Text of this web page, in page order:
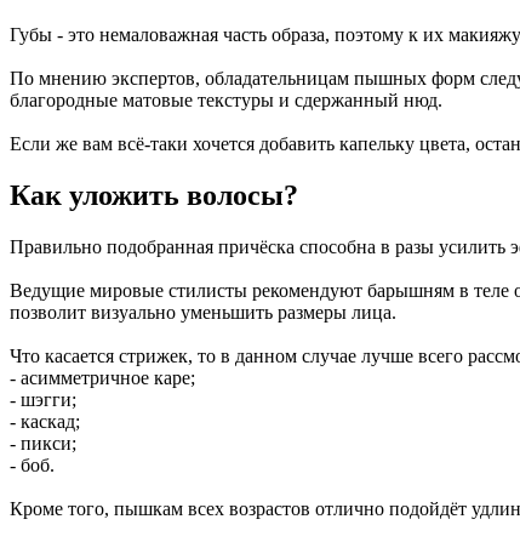
Губы - это немаловажная часть образа, поэтому к их
По мнению экспертов, обладательницам пышных форм
благородные матовые текстуры и сдержанный нюд.
Если же вам всё-таки хочется добавить капельку цвета,
Как уложить волосы?
Правильно подобранная причёска способна в разы
Ведущие мировые стилисты рекомендуют барышням в теле
позволит визуально уменьшить размеры лица.
Что касается стрижек, то в данном случае лучше всего
- асимметричное каре;
- шэгги;
- каскад;
- пикси;
- боб.
Кроме того, пышкам всех возрастов отлично подойдёт